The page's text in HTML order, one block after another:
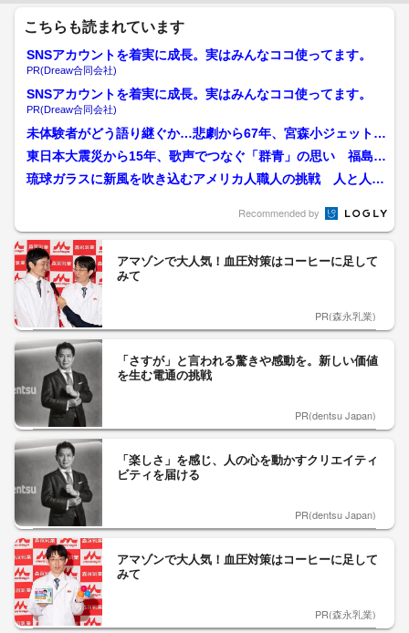
こちらも読まれています
SNSアカウントを着実に成長。実はみんなココ使ってます。
PR(Dreaw合同会社)
SNSアカウントを着実に成長。実はみんなココ使ってます。
PR(Dreaw合同会社)
未体験者がどう語り継ぐか…悲劇から67年、宮森小ジェット機
墜落事故の記憶を未来へ...
東日本大震災から15年、歌声でつなぐ「群青」の思い 福島の
歌が沖縄の子どもたちに...
琉球ガラスに新風を吹き込むアメリカ人職人の挑戦 人と人と
Recommended by
アマゾンで大人気！血圧対策はコーヒーに足して
みて
PR(森永乳業)
「さすが」と言われる驚きや感動を。新しい価値
を生む電通の挑戦
PR(dentsu Japan)
「楽しさ」を感じ、人の心を動かすクリエイティ
ビティを届ける
PR(dentsu Japan)
アマゾンで大人気！血圧対策はコーヒーに足して
みて
PR(森永乳業)